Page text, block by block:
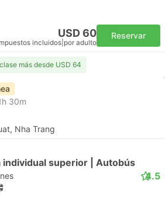
USD 60
incluidos por adulto
Reservar
más desde USD 64
30m
Nha Trang
individual superior | Autobús
4.5